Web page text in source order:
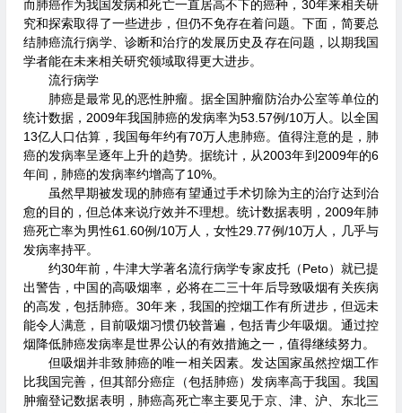
而肺癌作为我国发病和死亡一直居高不下的癌种，30年来相关研
究和探索取得了一些进步，但仍不免存在着问题。下面，简要总
结肺癌流行病学、诊断和治疗的发展历史及存在问题，以期我国
学者能在未来相关研究领域取得更大进步。
流行病学
肺癌是最常见的恶性肿瘤。据全国肿瘤防治办公室等单位的
统计数据，2009年我国肺癌的发病率为53.57例/10万人。以全国
13亿人口估算，我国每年约有70万人患肺癌。值得注意的是，肺
癌的发病率呈逐年上升的趋势。据统计，从2003年到2009年的6
年间，肺癌的发病率约增高了10%。
虽然早期被发现的肺癌有望通过手术切除为主的治疗达到治
愈的目的，但总体来说疗效并不理想。统计数据表明，2009年肺
癌死亡率为男性61.60例/10万人，女性29.77例/10万人，几乎与
发病率持平。
约30年前，牛津大学著名流行病学专家皮托（Peto）就已提
出警告，中国的高吸烟率，必将在二三十年后导致吸烟有关疾病
的高发，包括肺癌。30年来，我国的控烟工作有所进步，但远未
能令人满意，目前吸烟习惯仍较普遍，包括青少年吸烟。通过控
烟降低肺癌发病率是世界公认的有效措施之一，值得继续努力。
但吸烟并非致肺癌的唯一相关因素。发达国家虽然控烟工作
比我国完善，但其部分癌症（包括肺癌）发病率高于我国。我国
肿瘤登记数据表明，肺癌高死亡率主要见于京、津、沪、东北三